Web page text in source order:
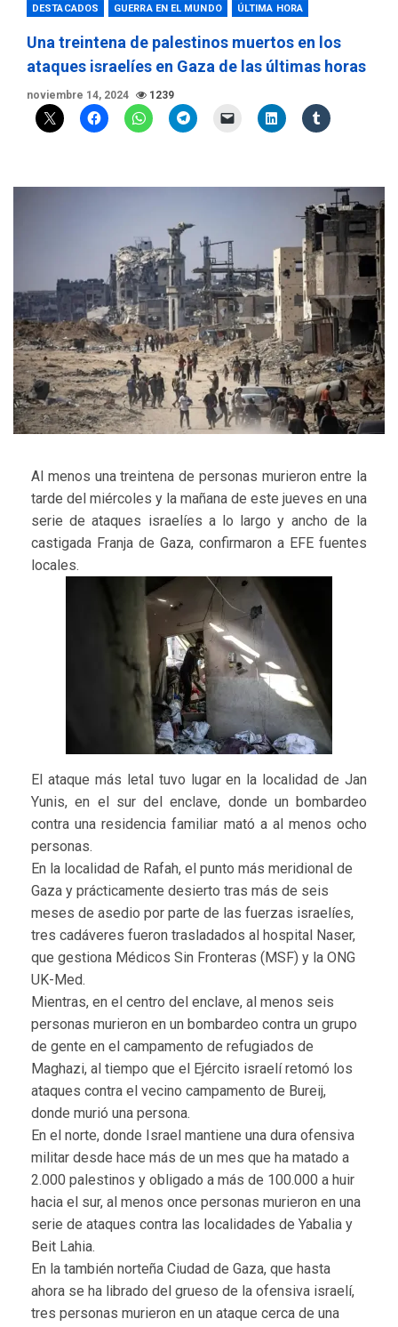
DESTACADOS GUERRA EN EL MUNDO ÚLTIMA HORA
Una treintena de palestinos muertos en los
ataques israelíes en Gaza de las últimas horas
noviembre 14, 2024 1239
Al menos una treintena de personas murieron entre la
tarde del miércoles y la mañana de este jueves en una
serie de ataques israelíes a lo largo y ancho de la
castigada Franja de Gaza, confirmaron a EFE fuentes
locales.
El ataque más letal tuvo lugar en la localidad de Jan
Yunis, en el sur del enclave, donde un bombardeo
contra una residencia familiar mató a al menos ocho
personas.
En la localidad de Rafah, el punto más meridional de
Gaza y prácticamente desierto tras más de seis
meses de asedio por parte de las fuerzas israelíes,
tres cadáveres fueron trasladados al hospital Naser,
que gestiona Médicos Sin Fronteras (MSF) y la ONG
UK-Med.
Mientras, en el centro del enclave, al menos seis
personas murieron en un bombardeo contra un grupo
de gente en el campamento de refugiados de
Maghazi, al tiempo que el Ejército israelí retomó los
ataques contra el vecino campamento de Bureij,
donde murió una persona.
En el norte, donde Israel mantiene una dura ofensiva
militar desde hace más de un mes que ha matado a
2.000 palestinos y obligado a más de 100.000 a huir
hacia el sur, al menos once personas murieron en una
serie de ataques contra las localidades de Yabalia y
Beit Lahia.
En la también norteña Ciudad de Gaza, que hasta
ahora se ha librado del grueso de la ofensiva israelí,
tres personas murieron en un ataque cerca de una